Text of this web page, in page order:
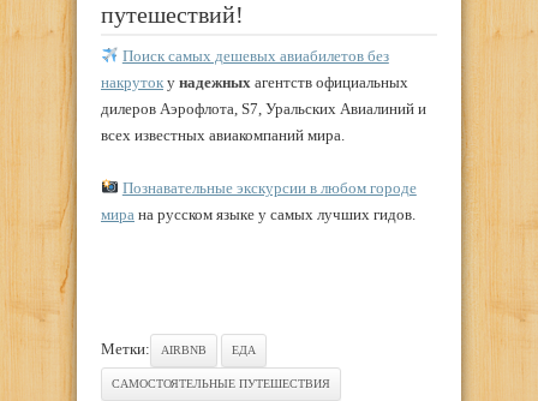
путешествий!
Поиск самых дешевых авиабилетов без
накруток у надежных агентств официальных
дилеров Аэрофлота, S7, Уральских Авиалиний и
всех известных авиакомпаний мира.
Познавательные экскурсии в любом городе
мира на русском языке у самых лучших гидов.
Метки: AIRBNB ЕДА
САМОСТОЯТЕЛЬНЫЕ ПУТЕШЕСТВИЯ